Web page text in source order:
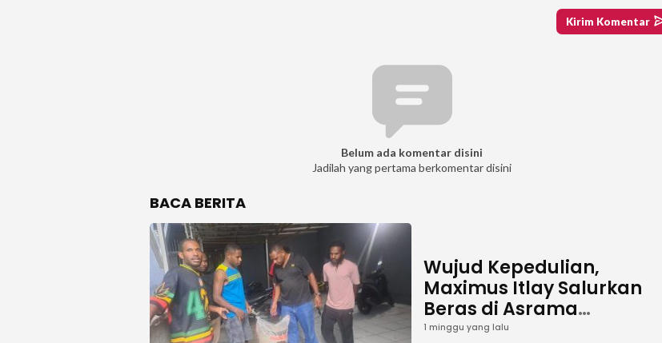
Belum ada komentar disini
Jadilah yang pertama berkomentar disini
BACA BERITA
Wujud Kepedulian,
Maximus Itlay Salurkan
Beras di Asrama
Mahasiswa Putra dan
1 minggu yang lalu